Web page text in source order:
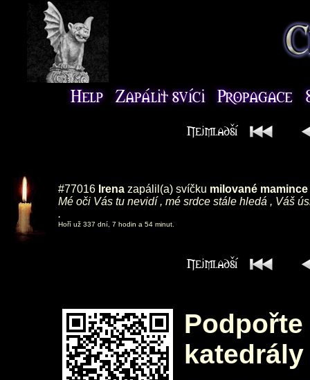
#77016 Irena zapálil(a) svíčku milované
Mé oči Vás tu nevidí , mé srdce stále hledá , Váš
.
Hoří už 337 dní, 7 hodin a 54 minut.
katedrály